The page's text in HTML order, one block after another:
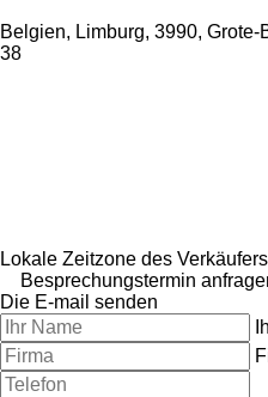
Belgien, Limburg, 3990,
38
Lokale Zeitzone des
Besprechungstermin
Die E-mail senden